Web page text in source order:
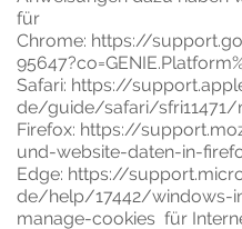
für
Chrome: https://
Safari: https://
de/guide/safari/sfri11471/
Firefox: https://
und-website-daten-in-
Edge: https://
de/help/17442/windows-
manage-cookies für